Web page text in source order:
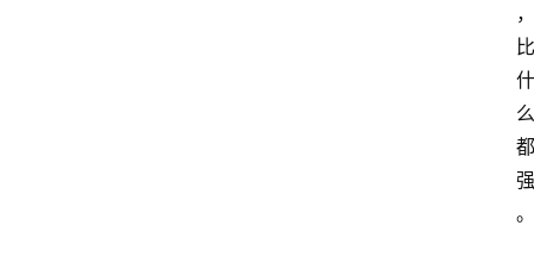
，
比
什
么
都
强
。